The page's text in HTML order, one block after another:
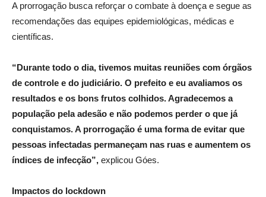
A prorrogação busca reforçar o combate à doença e segue as
recomendações das equipes epidemiológicas, médicas e
científicas.
“Durante todo o dia, tivemos muitas reuniões com órgãos
de controle e do judiciário. O prefeito e eu avaliamos os
resultados e os bons frutos colhidos. Agradecemos a
população pela adesão e não podemos perder o que já
conquistamos. A prorrogação é uma forma de evitar que
pessoas infectadas permaneçam nas ruas e aumentem os
índices de infecção”, explicou Góes.
Impactos do lockdown